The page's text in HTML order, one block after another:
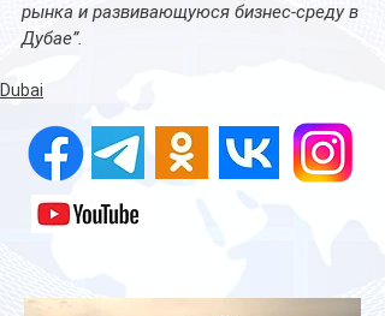
рынка и развивающуюся бизнес-среду в
Дубае”.
Dubai